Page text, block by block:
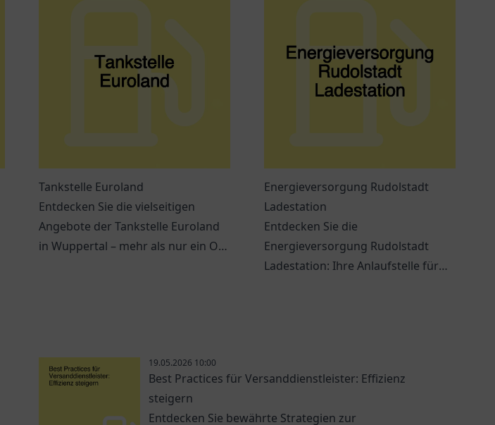
Tankstelle Euroland
Entdecken Sie die vielseitigen
Angebote der Tankstelle Euroland
in Wuppertal – mehr als nur ein Ort
Energieversorgung Rudolstadt
Ladestation
Entdecken Sie die
Energieversorgung Rudolstadt
Ladestation: Ihre Anlaufstelle für
19.05.2026 10:00
Best Practices für Versanddienstleister: Effizienz
steigern
Entdecken Sie bewährte Strategien zur